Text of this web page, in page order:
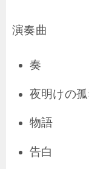
演奏曲
奏
夜明けの
物語
告白